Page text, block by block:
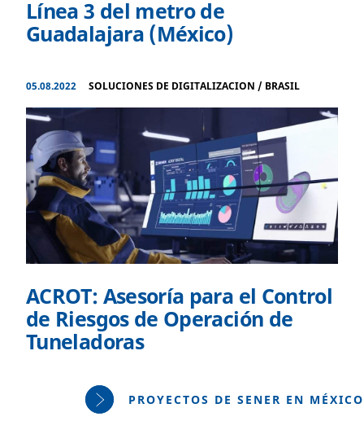
Línea 3 del metro de
Guadalajara (México)
05.08.2022 SOLUCIONES DE DIGITALIZACION / BRASIL
ACROT: Asesoría para el Control
de Riesgos de Operación de
Tuneladoras
PROYECTOS DE SENER EN MÉXICO